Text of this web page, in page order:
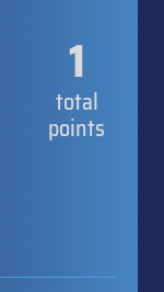
1
total
points